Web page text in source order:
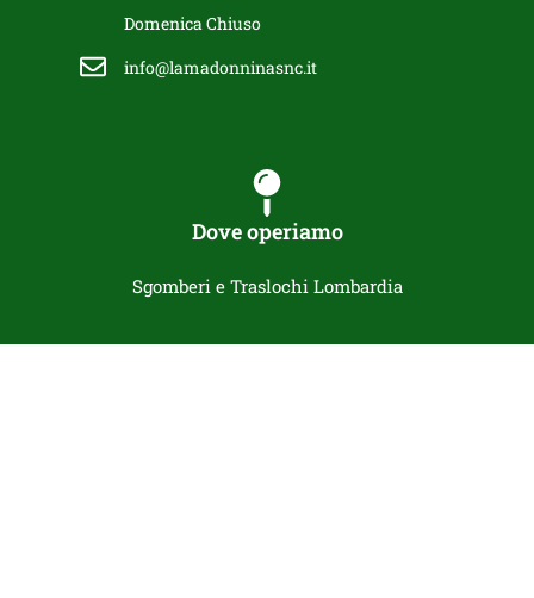
Domenica Chiuso
info@lamadonninasnc.it
Dove operiamo
Sgomberi e Traslochi Lombardia